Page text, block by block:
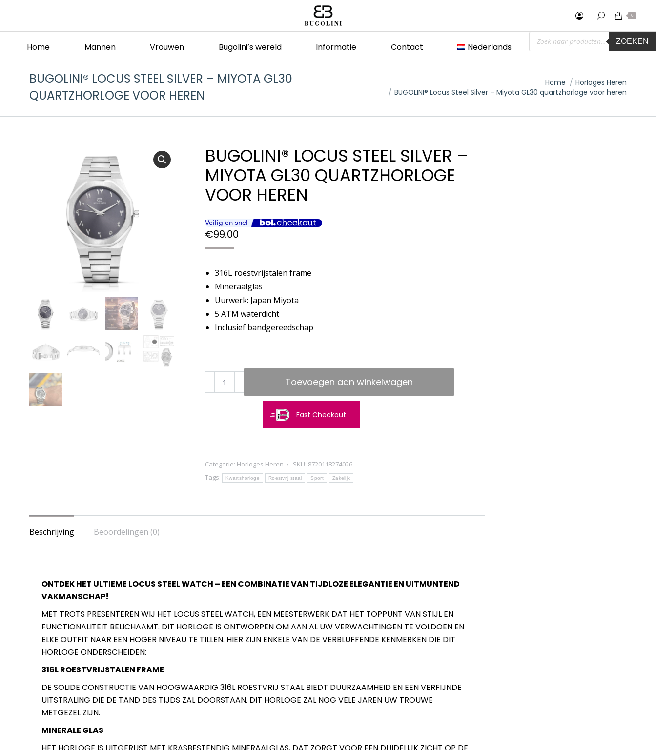
0
Home Mannen Vrouwen Bugolini’s wereld Informatie Contact Nederlands
Producten
zoeken ZOEKEN
BUGOLINI® LOCUS STEEL SILVER – MIYOTA GL30
QUARTZHORLOGE VOOR HEREN
Home
Horloges Heren
BUGOLINI® Locus Steel Silver – Miyota GL30 quartzhorloge voor heren
BUGOLINI® LOCUS STEEL SILVER –
MIYOTA GL30 QUARTZHORLOGE
VOOR HEREN
€99.00
316L roestvrijstalen frame
Mineraalglas
Uurwerk: Japan Miyota
5 ATM waterdicht
Inclusief bandgereedschap
BUGOLINI®
Locus
GL30
quartzhorloge
aantal
Toevoegen aan winkelwagen
Fast Checkout
Categorie: Horloges Heren SKU: 8720118274026
Tags:
Kwartshorloge Roestvrij staal Sport Zakelijk
Beschrijving Beoordelingen (0)
ONTDEK HET ULTIEME LOCUS STEEL WATCH – EEN COMBINATIE VAN TIJDLOZE ELEGANTIE EN UITMUNTEND
VAKMANSCHAP!
MET TROTS PRESENTEREN WIJ HET LOCUS STEEL WATCH, EEN MEESTERWERK DAT HET TOPPUNT VAN STIJL EN
FUNCTIONALITEIT BELICHAAMT. DIT HORLOGE IS ONTWORPEN OM AAN AL UW VERWACHTINGEN TE VOLDOEN EN
ELKE OUTFIT NAAR EEN HOGER NIVEAU TE TILLEN. HIER ZIJN ENKELE VAN DE VERBLUFFENDE KENMERKEN DIE DIT
HORLOGE ONDERSCHEIDEN:
316L ROESTVRIJSTALEN FRAME
DE SOLIDE CONSTRUCTIE VAN HOOGWAARDIG 316L ROESTVRIJ STAAL BIEDT DUURZAAMHEID EN EEN VERFIJNDE
UITSTRALING DIE DE TAND DES TIJDS ZAL DOORSTAAN. DIT HORLOGE ZAL NOG VELE JAREN UW TROUWE
METGEZEL ZIJN.
MINERALE GLAS